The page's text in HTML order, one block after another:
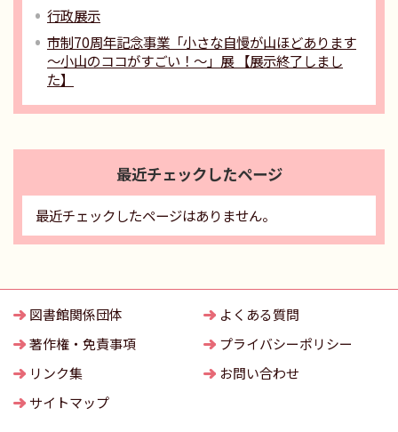
行政展示
市制70周年記念事業「小さな自慢が山ほどあります
～小山のココがすごい！～」展 【展示終了しまし
た】
最近チェックしたページ
最近チェックしたページはありません。
図書館関係団体
よくある質問
著作権・免責事項
プライバシーポリシー
リンク集
お問い合わせ
サイトマップ